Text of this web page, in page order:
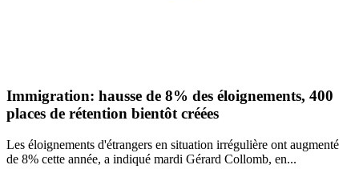
Immigration: hausse de 8% des éloignements, 400
places de rétention bientôt créées
Les éloignements d'étrangers en situation irrégulière ont augmenté
de 8% cette année, a indiqué mardi Gérard Collomb, en...